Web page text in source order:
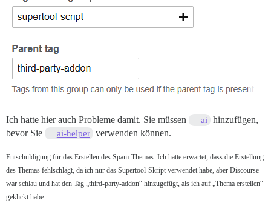
Ich hatte hier auch Probleme damit. Sie müssen ai
hinzufügen,
bevor Sie
ai-helper verwenden können.
Entschuldigung für das Erstellen des Spam-Themas. Ich hatte erwartet, dass die Erstellung
des Themas fehlschlägt, da ich nur das Supertool-Skript verwendet habe, aber Discourse
war schlau und hat den Tag „third-party-addon“ hinzugefügt, als ich auf „Thema erstellen“
geklickt habe.